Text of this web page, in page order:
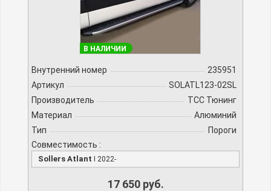
В НАЛИЧИИ
Внутренний номер
235951
Артикул
SOLATL123-02SL
Производитель
TCC Тюнинг
Материал
Алюминий
Тип
Пороги
Совместимость :
Sollers Atlant I 2022-
17 650 руб.